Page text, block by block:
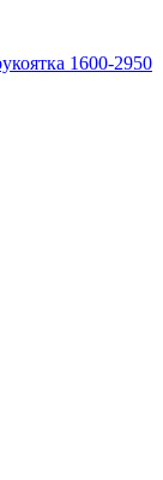
1600-2950